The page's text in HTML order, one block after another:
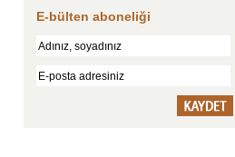
E-bülten aboneliği